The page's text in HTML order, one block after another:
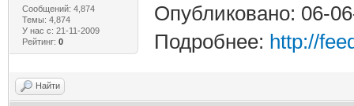
Сообщений: 4,874
Темы: 4,874
У нас с: 21-11-2009
Рейтинг: 0
Опубликовано: 06-
Подробнее: http://
Найти